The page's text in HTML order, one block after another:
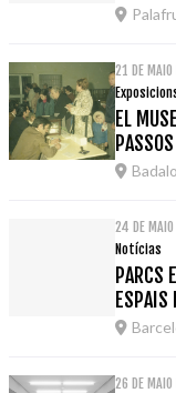
21 DE
EL
24 DE
Notícias
PARCS
ESPAIS
26 DE